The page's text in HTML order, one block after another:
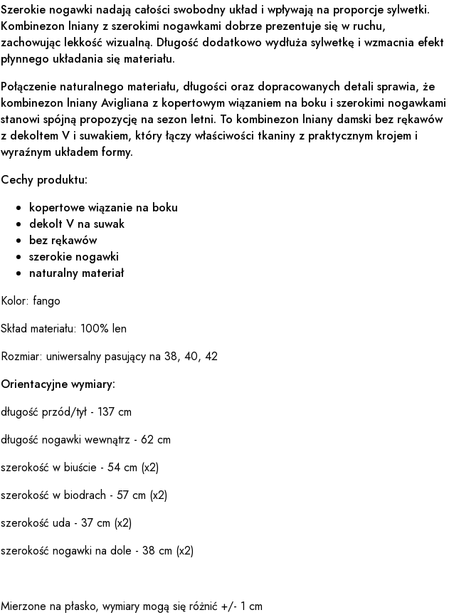
Szerokie nogawki nadają całości swobodny układ i wpływają na proporcje sylwetki.
Kombinezon lniany z szerokimi nogawkami dobrze prezentuje się w ruchu,
zachowując lekkość wizualną. Długość dodatkowo wydłuża sylwetkę i wzmacnia efekt
płynnego układania się materiału.
Połączenie naturalnego materiału, długości oraz dopracowanych detali sprawia, że
kombinezon lniany Avigliana z kopertowym wiązaniem na boku i szerokimi nogawkami
stanowi spójną propozycję na sezon letni. To kombinezon lniany damski bez rękawów
z dekoltem V i suwakiem, który łączy właściwości tkaniny z praktycznym krojem i
wyraźnym układem formy.
Cechy produktu:
kopertowe wiązanie na boku
dekolt V na suwak
bez rękawów
szerokie nogawki
naturalny materiał
Kolor: fango
Skład materiału: 100% len
Rozmiar: uniwersalny pasujący na 38, 40, 42
Orientacyjne wymiary:
długość przód/tył - 137 cm
długość nogawki wewnątrz - 62 cm
szerokość w biuście - 54 cm (x2)
szerokość w biodrach - 57 cm (x2)
szerokość uda - 37 cm (x2)
szerokość nogawki na dole - 38 cm (x2)
Mierzone na płasko, wymiary mogą się różnić +/- 1 cm